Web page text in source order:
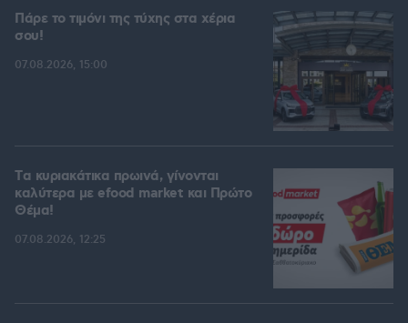
Πάρε το τιμόνι της τύχης στα χέρια
σου!
07.08.2026, 15:00
Tα κυριακάτικα πρωινά, γίνονται
καλύτερα με efood market και Πρώτο
Θέμα!
07.08.2026, 12:25